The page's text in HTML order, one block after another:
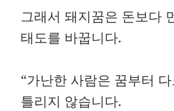
그래서 돼지꿈은 돈보다
태도를 바꿉니다.
“가난한 사람은 꿈부터
틀리지 않습니다.